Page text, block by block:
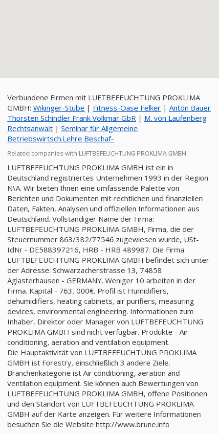
Verbundene Firmen mit LUFTBEFEUCHTUNG PROKLIMA
GMBH: Wikinger-Stube | Fitness-Oase Felker | Anton Bauer
Thorsten Schindler Frank Volkmar GbR | M. von Laufenberg
Rechtsanwalt | Seminar für Allgemeine
Betriebswirtsch.Lehre Beschaf-
Related companies with LUFTBEFEUCHTUNG PROKLIMA GMBH
LUFTBEFEUCHTUNG PROKLIMA GMBH ist ein in
Deutschland registriertes Unternehmen 1993 in der Region
N\A. Wir bieten Ihnen eine umfassende Palette von
Berichten und Dokumenten mit rechtlichen und finanziellen
Daten, Fakten, Analysen und offiziellen Informationen aus
Deutschland. Vollständiger Name der Firma:
LUFTBEFEUCHTUNG PROKLIMA GMBH, Firma, die der
Steuernummer 863/382/77546 zugewiesen wurde, USt-
IdNr - DE588397216, HRB - HRB 489987. Die Firma
LUFTBEFEUCHTUNG PROKLIMA GMBH befindet sich unter
der Adresse: Schwarzacherstrasse 13, 74858
Aglasterhausen - GERMANY. Weniger 10 arbeiten in der
Firma. Kapital - 763, 000€. Profil ist Humidifiers,
dehumidifiers, heating cabinets, air purifiers, measuring
devices, environmental engineering. Informationen zum
Inhaber, Direktor oder Manager von LUFTBEFEUCHTUNG
PROKLIMA GMBH sind nicht verfügbar. Produkte - Air
conditioning, aeration and ventilation equipment.
Die Hauptaktivität von LUFTBEFEUCHTUNG PROKLIMA
GMBH ist Forestry, einschließlich 3 andere Ziele.
Branchenkategorie ist Air conditioning, aeration and
ventilation equipment. Sie können auch Bewertungen von
LUFTBEFEUCHTUNG PROKLIMA GMBH, offene Positionen
und den Standort von LUFTBEFEUCHTUNG PROKLIMA
GMBH auf der Karte anzeigen. Für weitere Informationen
besuchen Sie die Website http://www.brune.info